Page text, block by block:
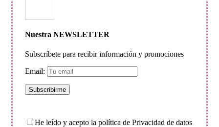
Nuestra NEWSLETTER
Subscríbete para recibir información y promociones
Email:
He leído y acepto la política de Privacidad de datos